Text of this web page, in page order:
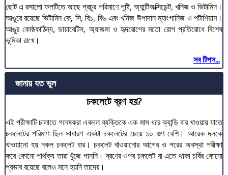
ছোট এ রসালো ফলটিতে আছে প্রচুর পরিমাণে পুষ্টি, অ্যান্টিঅক্সিডেন্ট, খনিজ ও ভিটামিন।
আঙুরে রয়েছে ভিটামিন কে, সি, বি১, বি৬ এবং খনিজ উপাদান ম্যাংগানিজ ও পটাশিয়াম।
আঙুর কোষ্ঠকাঠিন্য, ডায়াবেটিস, অ্যাজমা ও হৃদরোগের মতো রোগ প্রতিরোধে বিশেষ
ভূমিকা রাখে।
সব টিপস...
জানায় যত ভুল
চকলেটে ব্রণ হয়?
এই পরীক্ষাটি চালাতে গবেষকরা একদল ব্যক্তিকে এক মাস ধরে ক্যান্ডি বার খাওয়ায় যাতে
চকলেটের পরিমাণ ছিল সাধারণ একটা চকলেটের চেয়ে ১০ গুণ বেশি। আরেক দলকে
খাওয়ানো হয় নকল চকলেট বার। চকলেট খাওয়ানোর আগের ও পরের অবস্থা পরীক্ষা
করে কোনো পার্থক্য তারা খুঁজে পাননি। ব্রণের ওপর চকলেট বা এতে থাকা চর্বির কোনো
প্রভাব রয়েছে বলেও মনে হয়নি তাদের।